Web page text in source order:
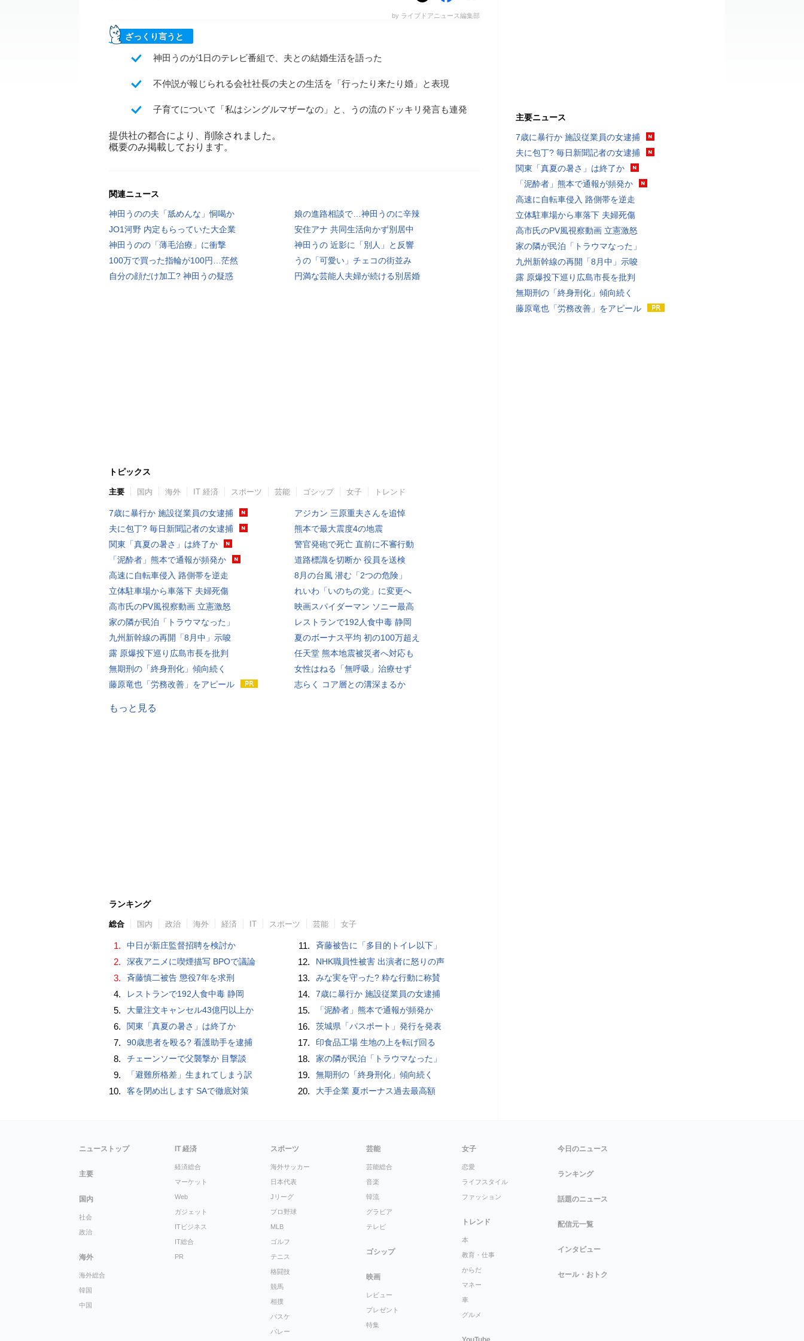
by ライブドアニュース編集部
ざっくり言うと
神田うのが1日のテレビ番組で、夫との結婚生活を語った
不仲説が報じられる会社社長の夫との生活を「行ったり来たり婚」と表現
子育てについて「私はシングルマザーなの」と、うの流のドッキリ発言も連発
提供社の都合により、削除されました。
概要のみ掲載しております。
関連ニュース
神田うのの夫「舐めんな」恫喝か
娘の進路相談で…神田うのに辛辣
JO1河野 内定もらっていた大企業
安住アナ 共同生活向かず別居中
神田うのの「薄毛治療」に衝撃
神田うの 近影に「別人」と反響
100万で買った指輪が100円…茫然
うの「可愛い」チェコの街並み
自分の顔だけ加工? 神田うの疑惑
円満な芸能人夫婦が続ける別居婚
トピックス
主要 国内 海外 IT 経済 スポーツ 芸能 ゴシップ 女子 トレンド
7歳に暴行か 施設従業員の女逮捕
夫に包丁? 毎日新聞記者の女逮捕
関東「真夏の暑さ」は終了か
「泥酔者」熊本で通報が頻発か
高速に自転車侵入 路側帯を逆走
立体駐車場から車落下 夫婦死傷
高市氏のPV風視察動画 立憲激怒
家の隣が民泊「トラウマなった」
九州新幹線の再開「8月中」示唆
露 原爆投下巡り広島市長を批判
無期刑の「終身刑化」傾向続く
藤原竜也「労務改善」をアピール
アジカン 三原重夫さんを追悼
熊本で最大震度4の地震
警官発砲で死亡 直前に不審行動
道路標識を切断か 役員を送検
8月の台風 潜む「2つの危険」
れいわ「いのちの党」に変更へ
映画スパイダーマン ソニー最高
レストランで192人食中毒 静岡
夏のボーナス平均 初の100万超え
任天堂 熊本地震被災者へ対応も
女性はねる「無呼吸」治療せず
志らく コア層との溝深まるか
もっと見る
ランキング
総合 国内 政治 海外 経済 IT スポーツ 芸能 女子
1. 中日が新庄監督招聘を検討か
2. 深夜アニメに喫煙描写 BPOで議論
3. 斉藤慎二被告 懲役7年を求刑
4. レストランで192人食中毒 静岡
5. 大量注文キャンセル43億円以上か
6. 関東「真夏の暑さ」は終了か
7. 90歳患者を殴る? 看護助手を逮捕
8. チェーンソーで父襲撃か 目撃談
9. 「避難所格差」生まれてしまう訳
10. 客を閉め出します SAで徹底対策
11. 斉藤被告に「多目的トイレ以下」
12. NHK職員性被害 出演者に怒りの声
13. みな実を守った? 粋な行動に称賛
14. 7歳に暴行か 施設従業員の女逮捕
15. 「泥酔者」熊本で通報が頻発か
16. 茨城県「パスポート」発行を発表
17. 印食品工場 生地の上を転げ回る
18. 家の隣が民泊「トラウマなった」
19. 無期刑の「終身刑化」傾向続く
20. 大手企業 夏ボーナス過去最高額
主要ニュース
7歳に暴行か 施設従業員の女逮捕
夫に包丁? 毎日新聞記者の女逮捕
関東「真夏の暑さ」は終了か
「泥酔者」熊本で通報が頻発か
高速に自転車侵入 路側帯を逆走
立体駐車場から車落下 夫婦死傷
高市氏のPV風視察動画 立憲激怒
家の隣が民泊「トラウマなった」
九州新幹線の再開「8月中」示唆
露 原爆投下巡り広島市長を批判
無期刑の「終身刑化」傾向続く
藤原竜也「労務改善」をアピール
ニューストップ
主要
国内
社会
政治
海外
海外総合
韓国
中国
IT 経済
経済総合
マーケット
Web
ガジェット
ITビジネス
IT総合
PR
スポーツ
海外サッカー
日本代表
Jリーグ
プロ野球
MLB
ゴルフ
テニス
格闘技
競馬
相撲
バスケ
バレー
芸能
芸能総合
音楽
韓流
グラビア
テレビ
ゴシップ
映画
レビュー
プレゼント
特集
女子
恋愛
ライフスタイル
ファッション
トレンド
本
教育・仕事
からだ
マネー
車
グルメ
今日のニュース
ランキング
話題のニュース
配信元一覧
インタビュー
セール・おトク